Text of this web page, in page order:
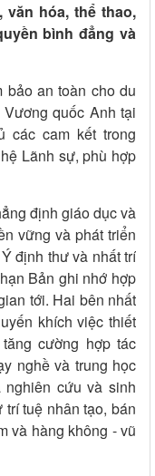
hóa, thể thao,
bình đẳng và
bảo an toàn cho du
quốc Anh tại
các cam kết trong
Lãnh sự, phù hợp
định giáo dục và
vững và phát triển
định thư và nhất trí
Bản ghi nhớ hợp
tới. Hai bên nhất
khích việc thiết
cường hợp tác
nghề và trung học
cứu và sinh
tuệ nhân tạo, bán
và hàng không - vũ